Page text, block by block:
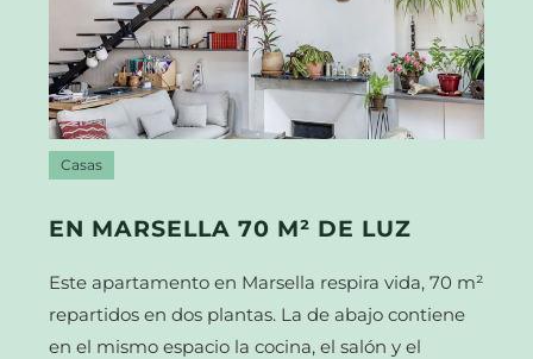
Casas
EN MARSELLA 70 M² DE LUZ
Este apartamento en Marsella respira vida, 70 m²
repartidos en dos plantas. La de abajo contiene
en el mismo espacio la cocina, el salón y el